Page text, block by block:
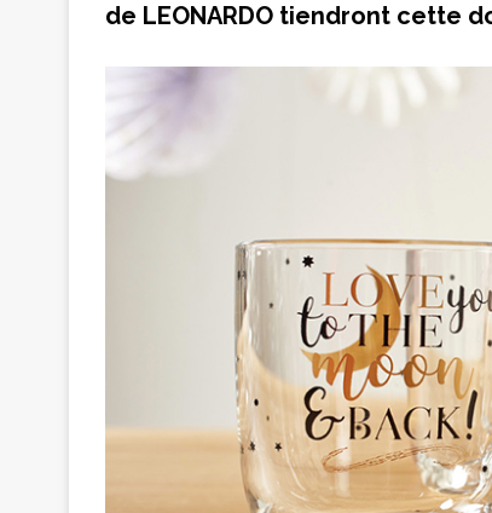
de LEONARDO tiendront cette